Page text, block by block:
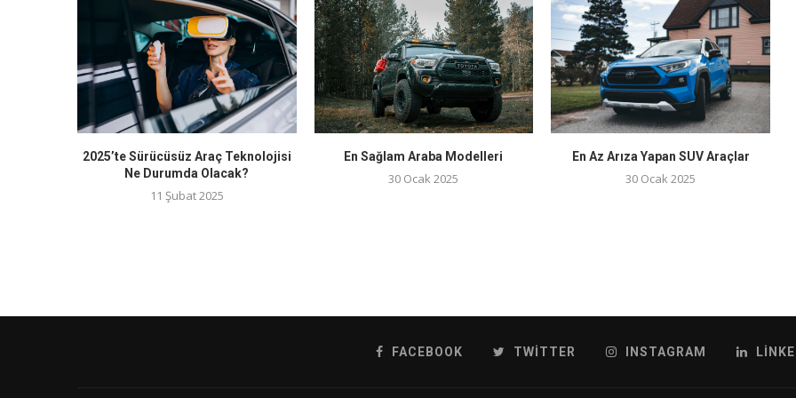
2025’te Sürücüsüz Araç Teknolojisi
Ne Durumda Olacak?
11 Şubat 2025
En Sağlam Araba Modelleri
30 Ocak 2025
En Az Arıza Yapan SUV Araçlar
30 Ocak 2025
FACEBOOK TWITTER INSTAGRAM